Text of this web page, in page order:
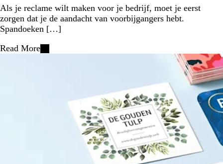
Als je reclame wilt maken voor je bedrijf, moet je eerst
zorgen dat je de aandacht van voorbijgangers hebt.
Spandoeken […]
Read More